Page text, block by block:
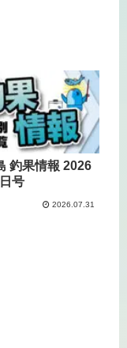
釣果情報 2026
号
2026.07.31